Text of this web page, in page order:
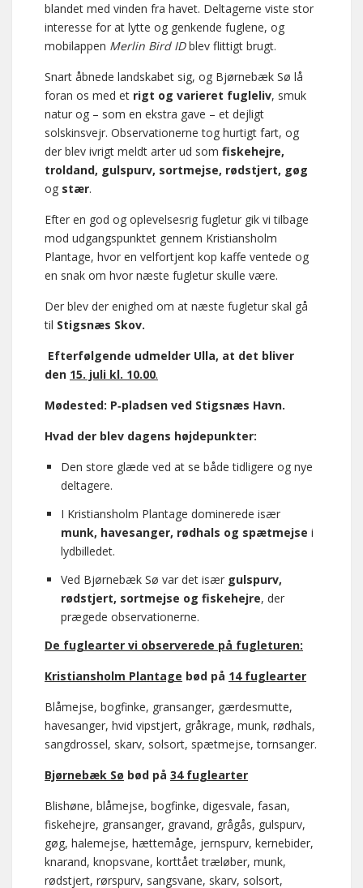
blandet med vinden fra havet. Deltagerne viste stor
interesse for at lytte og genkende fuglene, og
mobilappen Merlin Bird IDblev flittigt brugt.
Snart åbnede landskabet sig, og Bjørnebæk Sø lå
foran os med et rigt og varieret fugleliv, smuk
natur og – som en ekstra gave – et dejligt
solskinsvejr. Observationerne tog hurtigt fart, og
der blev ivrigt meldt arter ud som fiskehejre,
troldand, gulspurv, sortmejse, rødstjert, gøg
og stær.
Efter en god og oplevelsesrig fugletur gik vi tilbage
mod udgangspunktet gennem Kristiansholm
Plantage, hvor en velfortjent kop kaffe ventede og
en snak om hvor næste fugletur skulle være.
Der blev der enighed om at næste fugletur skal gå
til Stigsnæs Skov.
Efterfølgende udmelder Ulla, at det bliver
den 15. juli kl. 10.00.
Mødested: P‑pladsen ved Stigsnæs Havn.
Hvad der blev dagens højdepunkter:
Den store glæde ved at se både tidligere og nye
deltagere.
I Kristiansholm Plantage dominerede især
munk, havesanger, rødhals og spætmejse i
lydbilledet.
Ved Bjørnebæk Sø var det især gulspurv,
rødstjert, sortmejse og fiskehejre, der
prægede observationerne.
De fuglearter vi observerede på fugleturen:
Kristiansholm Plantage bød på 14 fuglearter
Blåmejse, bogfinke, gransanger, gærdesmutte,
havesanger, hvid vipstjert, gråkrage, munk, rødhals,
sangdrossel, skarv, solsort, spætmejse, tornsanger.
Bjørnebæk Sø bød på 34 fuglearter
Blishøne, blåmejse, bogfinke, digesvale, fasan,
fiskehejre, gransanger, gravand, grågås, gulspurv,
gøg, halemejse, hættemåge, jernspurv, kernebider,
knarand, knopsvane, korttået træløber, munk,
rødstjert, rørspurv, sangsvane, skarv, solsort,